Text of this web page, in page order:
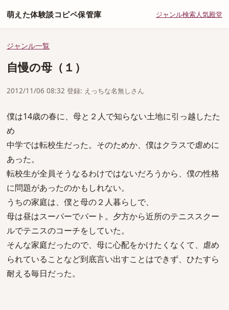
萌えた体験談コピペ保管庫 ジャンル検索人気殿堂
ジャンル一覧
自慢の母（１）
2012/11/06 08:32 登録: えっちな名無しさん
僕は14歳の春に、母と２人で知らない土地に引っ越したた
め
中学では転校生だった。そのためか、僕はクラスで虐めに
あった。
転校生が全員そうなるわけではないだろうから、僕の性格
に問題があったのかもしれない。
うちの家庭は、僕と母の２人暮らしで、
母は昼はスーパーでパート。夕方から近所のテニススクー
ルでテニスのコーチをしていた。
そんな家庭だったので、母に心配をかけたくなくて、虐め
られていることなど到底言い出すことはできず、ひたすら
耐える毎日だった。